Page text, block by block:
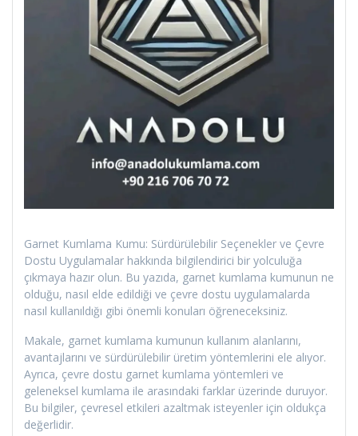
Garnet Kumlama Kumu: Sürdürülebilir Seçenekler ve Çevre
Dostu Uygulamalar hakkında bilgilendirici bir yolculuğa
çıkmaya hazır olun. Bu yazıda, garnet kumlama kumunun ne
olduğu, nasıl elde edildiği ve çevre dostu uygulamalarda
nasıl kullanıldığı gibi önemli konuları öğreneceksiniz.
Makale, garnet kumlama kumunun kullanım alanlarını,
avantajlarını ve sürdürülebilir üretim yöntemlerini ele alıyor.
Ayrıca, çevre dostu garnet kumlama yöntemleri ve
geleneksel kumlama ile arasındaki farklar üzerinde duruyor.
Bu bilgiler, çevresel etkileri azaltmak isteyenler için oldukça
değerlidir.